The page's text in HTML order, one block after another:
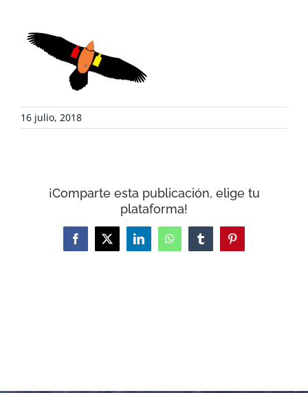
COLABORA
RECURSOS
CONTACTO
16 julio, 2018
¡Comparte esta publicación, elige tu
plataforma!
Facebook
X LinkedInWhatsAppTumblrPinterest